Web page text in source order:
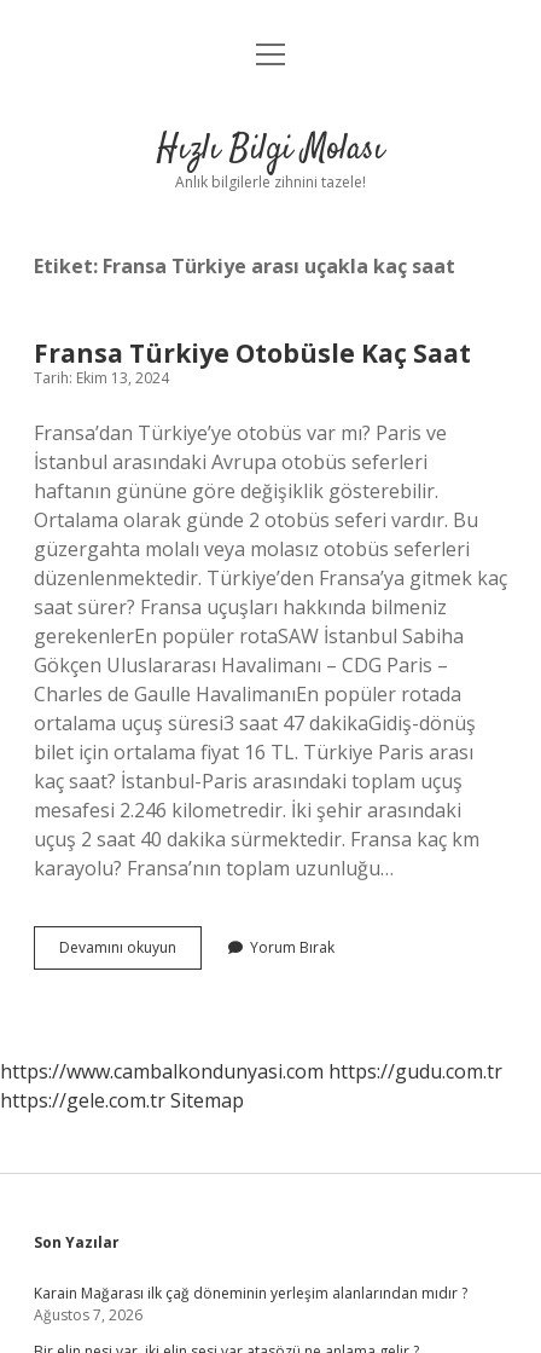
Anasayfa
Yasal Uyarı
menüyü
Hızlı Bilgi Molası
Anlık bilgilerle zihnini tazele!
Etiket: Fransa Türkiye arası uçakla kaç saat
Fransa Türkiye Otobüsle Kaç Saat
Tarih: Ekim 13, 2024
Fransa’dan Türkiye’ye otobüs var mı? Paris ve
İstanbul arasındaki Avrupa otobüs seferleri
haftanın gününe göre değişiklik gösterebilir.
Ortalama olarak günde 2 otobüs seferi vardır. Bu
güzergahta molalı veya molasız otobüs seferleri
düzenlenmektedir. Türkiye’den Fransa’ya gitmek kaç
saat sürer? Fransa uçuşları hakkında bilmeniz
gerekenlerEn popüler rotaSAW İstanbul Sabiha
Gökçen Uluslararası Havalimanı – CDG Paris –
Charles de Gaulle HavalimanıEn popüler rotada
ortalama uçuş süresi3 saat 47 dakikaGidiş-dönüş
bilet için ortalama fiyat 16 TL. Türkiye Paris arası
kaç saat? İstanbul-Paris arasındaki toplam uçuş
mesafesi 2.246 kilometredir. İki şehir arasındaki
uçuş 2 saat 40 dakika sürmektedir. Fransa kaç km
karayolu? Fransa’nın toplam uzunluğu…
Devamını okuyun
Türkiye
Yorum Bırak
https://www.cambalkondunyasi.com https://gudu.com.tr
https://gele.com.trSitemap
Sidebar
Son Yazılar
Karain Mağarası ilk çağ döneminin yerleşim alanlarından mıdır ?
Ağustos 7, 2026